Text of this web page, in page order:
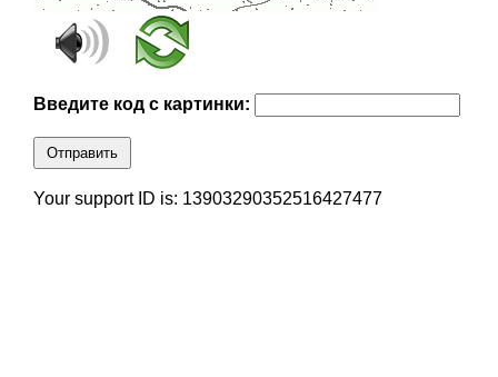
Введите код с картинки:
Отправить
Your support ID is: 13903290352516427477